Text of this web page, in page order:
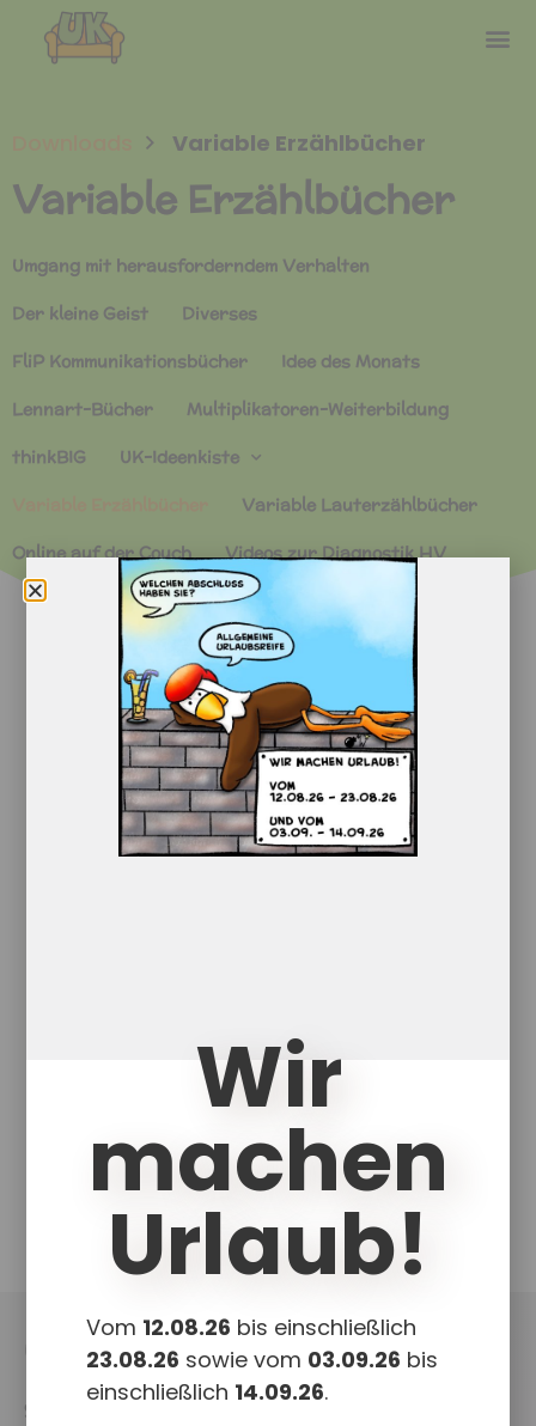
Variable Erzählbücher
Variable Erzählbücher
Umgang mit herausforderndem Verhalten
Der kleine Geist
Diverses
FliP Kommunikationsbücher
Idee des Monats
Lennart-Bücher
Multiplikatoren-Weiterbildung
thinkBIG
UK-Ideenkiste
Variable Lauterzählbücher
Online auf der Couch
Videos zur Diagnostik HV
Variable Erzählbücher,Variable Lauterzählbücher
Blanco Erzählbuch
Pages Download PowerPoint Download
UKCouch
Shop
Wir
machen
Urlaub!
Vom 12.08.26 bis einschließlich
23.08.26 sowie vom 03.09.26 bis
einschließlich 14.09.26.